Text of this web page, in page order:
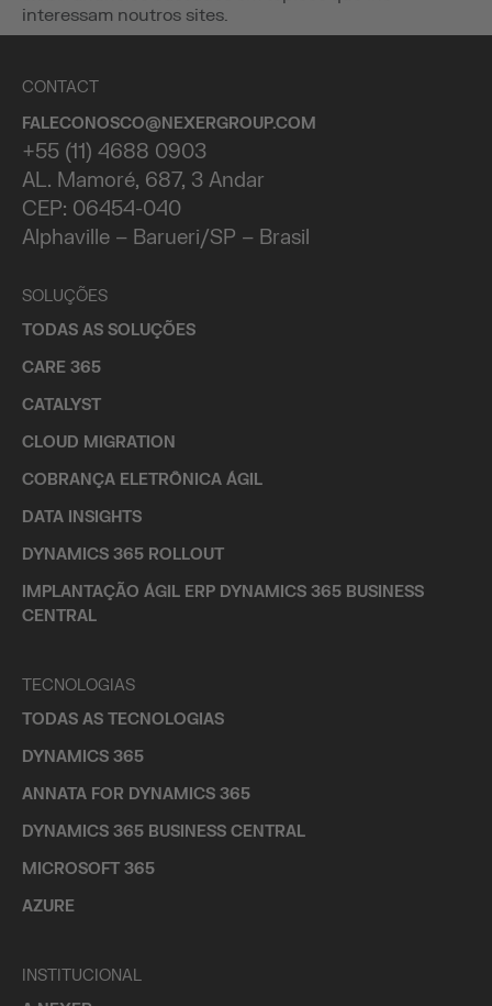
interessam noutros sites.
CONTACT
FALECONOSCO@NEXERGROUP.COM
+55 (11) 4688 0903
AL. Mamoré, 687, 3 Andar
CEP: 06454-040
Alphaville – Barueri/SP – Brasil
SOLUÇÕES
TODAS AS SOLUÇÕES
CARE 365
CATALYST
CLOUD MIGRATION
COBRANÇA ELETRÔNICA ÁGIL
DATA INSIGHTS
DYNAMICS 365 ROLLOUT
IMPLANTAÇÃO ÁGIL ERP DYNAMICS 365 BUSINESS
CENTRAL
TECNOLOGIAS
TODAS AS TECNOLOGIAS
DYNAMICS 365
ANNATA FOR DYNAMICS 365
DYNAMICS 365 BUSINESS CENTRAL
MICROSOFT 365
AZURE
INSTITUCIONAL